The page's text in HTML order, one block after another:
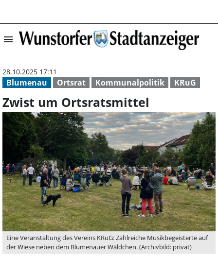
menu Zwist um
Blumenau Ortsrat Kommunalpolitik KRuG
28.10.2025 17:11
Zwist um Ortsratsmittel
Eine Veranstaltung des Vereins KRuG: Zahlreiche Musikbegeisterte auf
der Wiese neben dem Blumenauer Wäldchen. (Archivbild: privat)